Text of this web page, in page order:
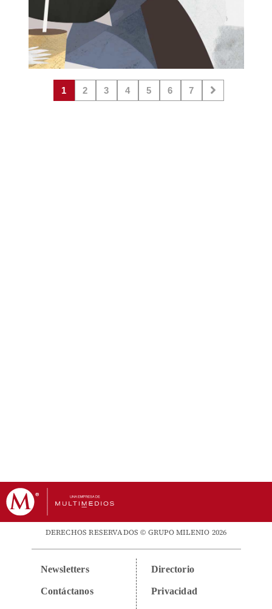
1 2 3 4 5 6 7
DERECHOS RESERVADOS © GRUPO MILENIO 2026
Newsletters
Contáctanos
Directorio
Privacidad